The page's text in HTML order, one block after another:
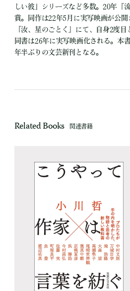
しい彼」シリーズなど多数。20年『
賞。同作は22年5月に実写映画が公
『汝、星のごとく』にて、自身2度目
同書は26年に実写映画化される。本
年半ぶりの文芸新刊となる。
Related Books 関連書籍